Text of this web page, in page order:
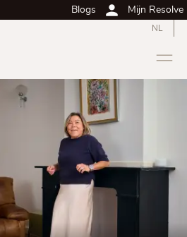
Blogs Mijn Resolve
NL